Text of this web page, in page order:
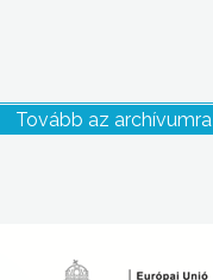
Tovább az archívumra